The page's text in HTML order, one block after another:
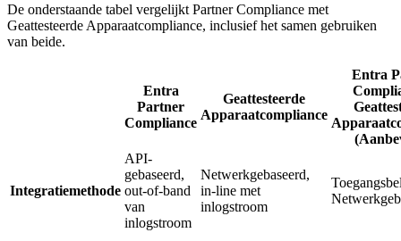
De onderstaande tabel vergelijkt Partner Compliance met
Geattesteerde Apparaatcompliance, inclusief het samen gebruiken
van beide.
Entra
Partner
Compliance
Geattesteerde
Apparaatcompliance
Entra
Integratiemethode
API-
gebaseerd,
out-of-band
van
inlogstroom
Netwerkgebaseerd,
in-line met
inlogstroom